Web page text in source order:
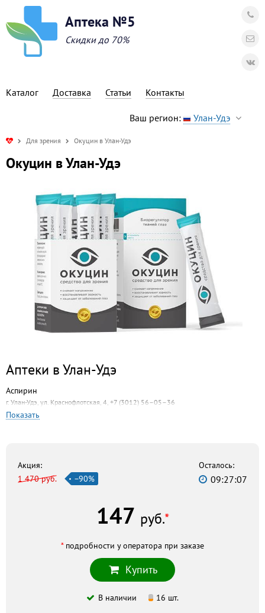
Аптека №5
Скидки до 70%
Каталог Доставка Статьи Контакты
Ваш регион: Улан-Удэ
Для зрения Окуцин в Улан-Удэ
Окуцин в Улан-Удэ
Аптеки в Улан-Удэ
Аспирин
г. Улан-Удэ, ул. Краснофлотская, 4, +7 (3012) 56–05–36
Бурят-Фармация
г. Улан-Удэ, ул. Гагарина, 25, +7 (3012) 66–89–45
Ритм
г. Улан-Удэ, ул. Коммунистическая, 41, +7 (3012) 21–25–03
г. Улан-Удэ, ул. Комсомольская, 6а, +7 (3012) 46–41–74
заказа на сайте.
Показать
Акция:
1 470 руб.
−90%
Осталось:
09:27:06
147 руб.*
*подробности у оператора при заказе
Купить
В наличии 16 шт.